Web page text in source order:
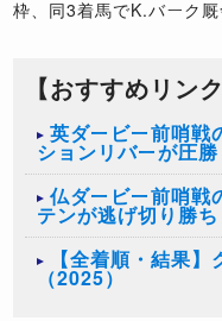
枠、同3着馬でK.バーク
【おすすめリンク
英ダービー前哨戦
ションリバーが圧
仏ダービー前哨戦
テンが逃げ切り勝ち
【全着順・結果
（2025）